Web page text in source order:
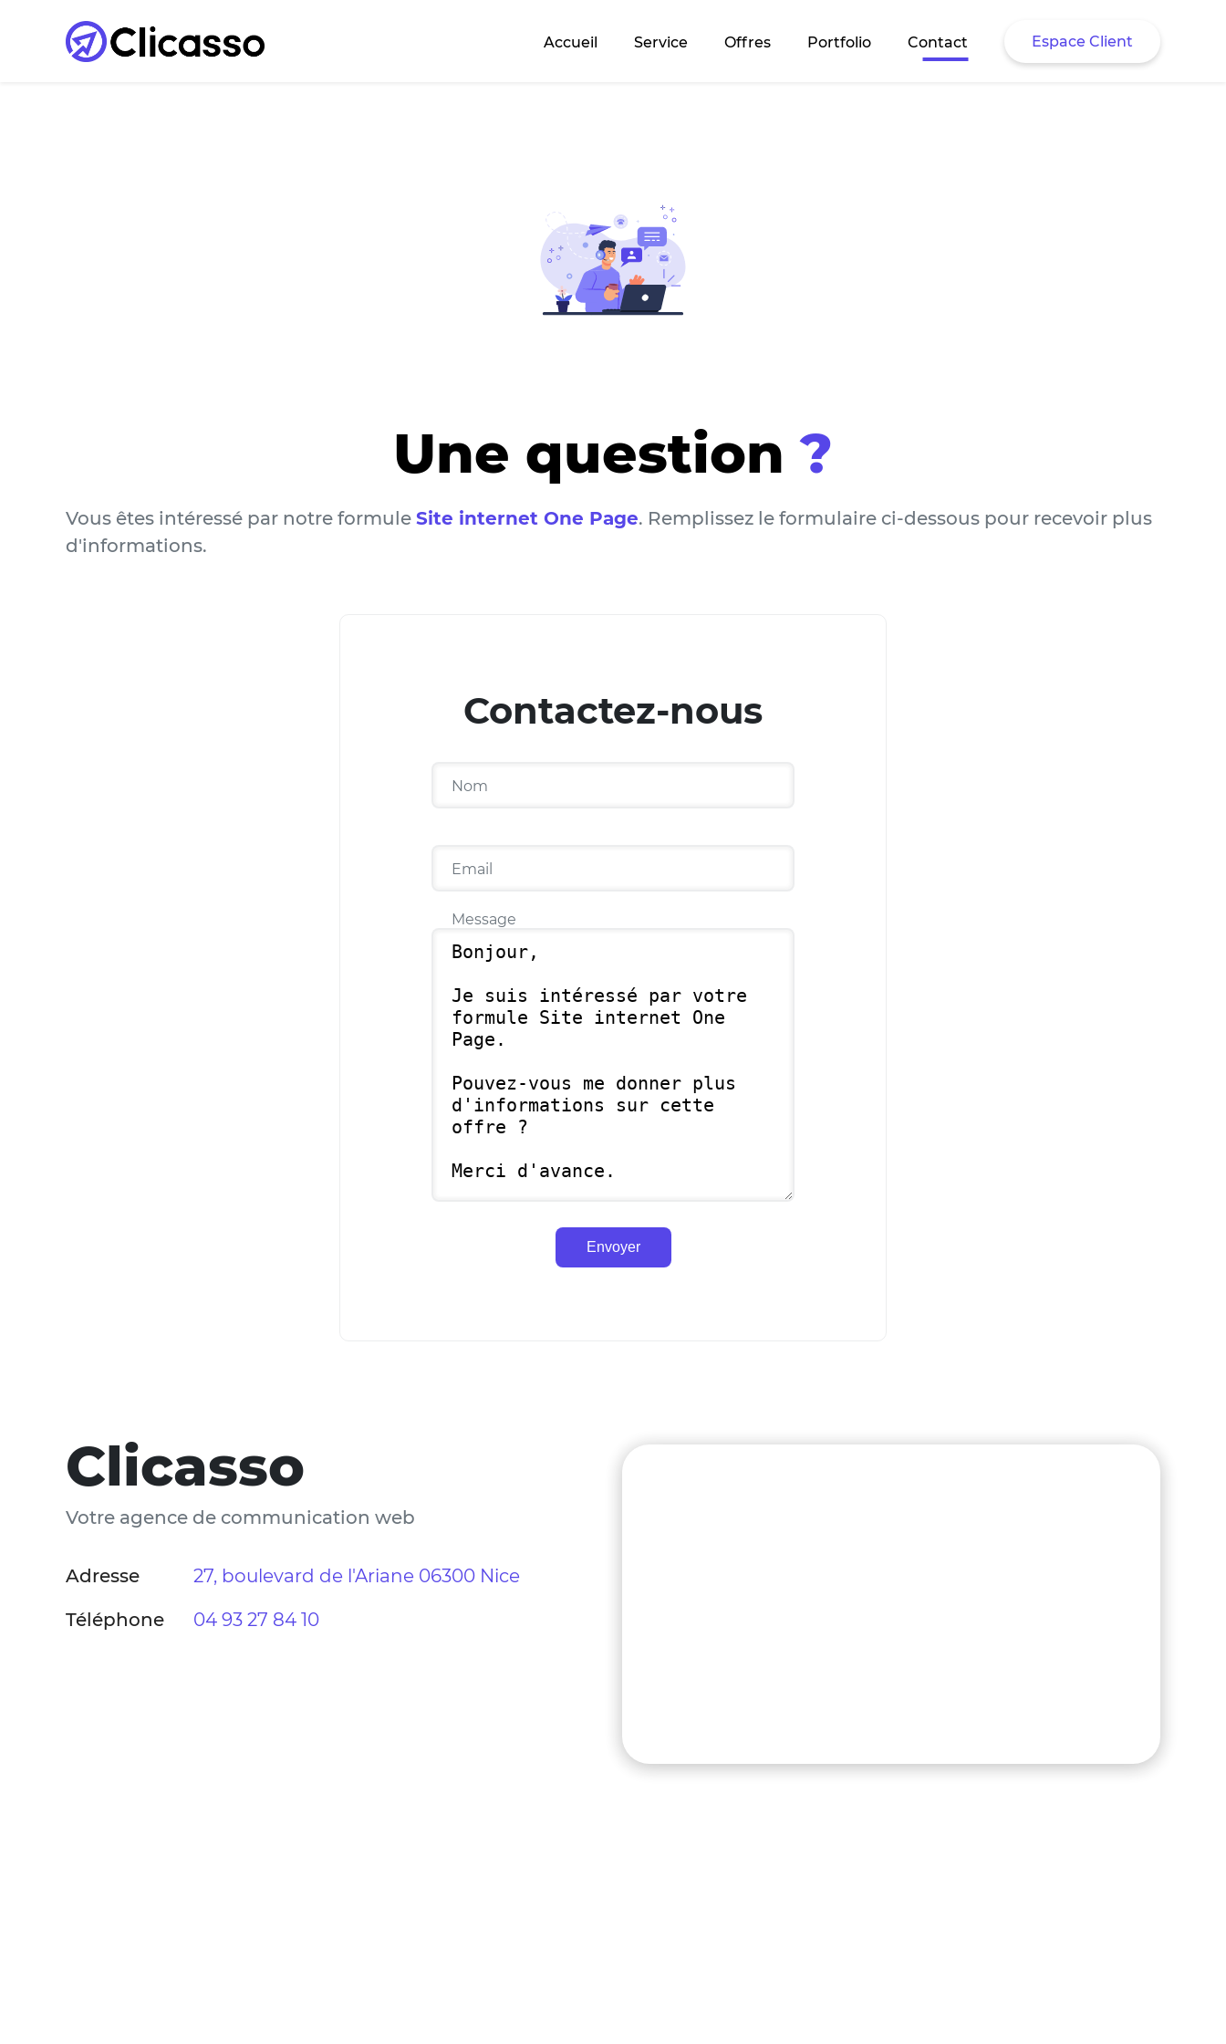
Accueil Service Offres Portfolio Contact Espace Client
Une question?
Vous êtes intéressé par notre formule Site internet One Page. Remplissez le formulaire ci-dessous pour recevoir plus
d'informations.
Contactez-nous
Nom
Email
Message
Envoyer
Clicasso
Votre agence de communication web
Adresse
27, boulevard de l'Ariane 06300 Nice
Téléphone
04 93 27 84 10